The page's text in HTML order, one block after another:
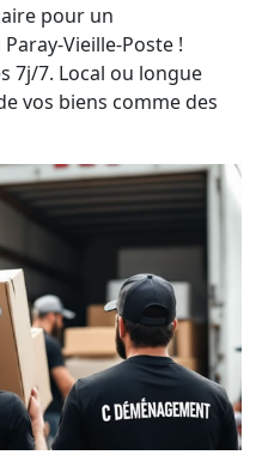
pour un
Vieille-Poste !
7j/7. Local ou longue
vos biens comme des